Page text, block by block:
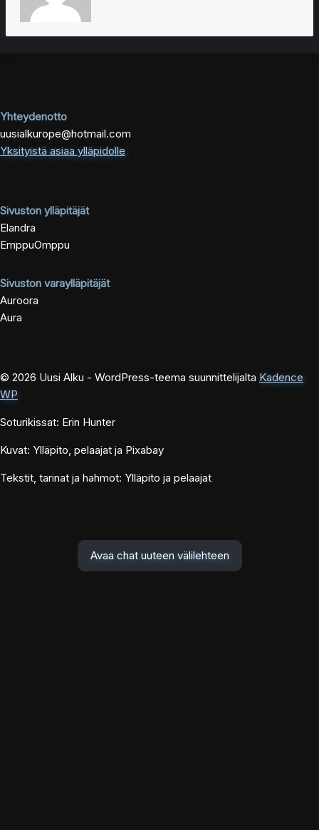
Yhteydenotto
uusialkurope@hotmail.com
Yksityistä asiaa ylläpidolle
Sivuston ylläpitäjät
Elandra
EmppuOmppu
Sivuston varaylläpitäjät
Auroora
Aura
© 2026 Uusi Alku - WordPress-teema suunnittelijalta Kadence
WP
Soturikissat: Erin Hunter
Kuvat: Ylläpito, pelaajat ja Pixabay
Tekstit, tarinat ja hahmot: Ylläpito ja pelaajat
Avaa chat uuteen välilehteen